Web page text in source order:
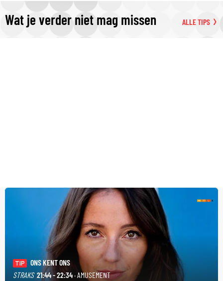
Wat je verder niet mag missen ALLE TIPS
TIP
ONS KENT ONS
STRAKS 21:44 - 22:34· AMUSEMENT